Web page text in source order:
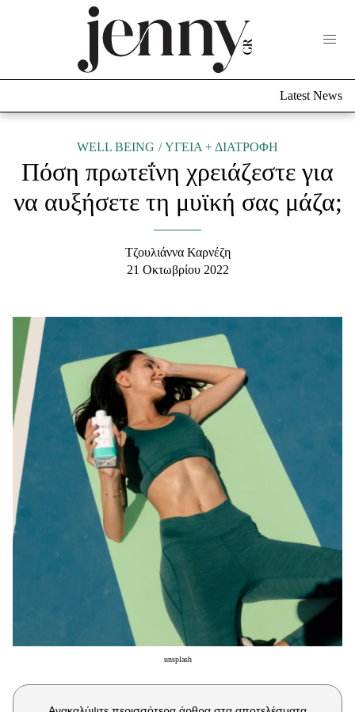
Culture
Fashion
Shopping
Skincare
Μαλλιά - Νύχια
Μακιγιάζ
Beauty News
Well being
Ψυχολογία
Υγεία + Διατροφή
Σχέσεις & Σεξ
Fitness
Woman Power
Πρόσωπα
Latest News
WELL BEING ΥΓΕΙΑ + ΔΙΑΤΡΟΦΗ
Πόση πρωτεΐνη χρειάζεστε για
να αυξήσετε τη μυϊκή σας μάζα;
Τζουλιάννα Καρνέζη
21 Οκτωβρίου 2022
unsplash